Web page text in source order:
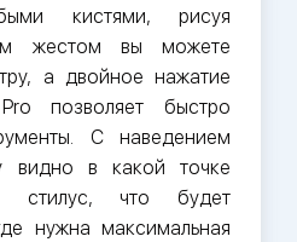
кистями, рисуя
жестом вы можете
а двойное нажатие
позволяет быстро
С наведением
видно в какой точке
стилус, что будет
нужна максимальная